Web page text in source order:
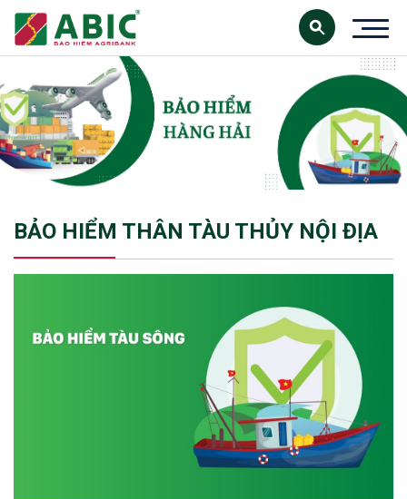
BẢO HIỂM THÂN TÀU THỦY NỘI ĐỊA